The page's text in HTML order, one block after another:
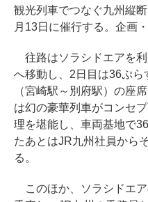
観光列車でつなぐ九州縦
月13日に催行する。企画
往路はソラシドエアを
へ移動し、2日目は36ぷら
（宮崎駅～別府駅）の座
は幻の豪華列車がコンセ
理を堪能し、車両基地で
たあとはJR九州社員から
る。
このほか、ソラシドエ